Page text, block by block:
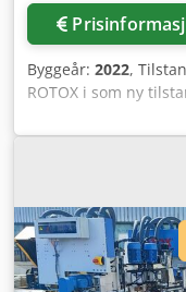
Byggeår: 2022,
ROTOX i som ny
og styreskap. Csdpfx